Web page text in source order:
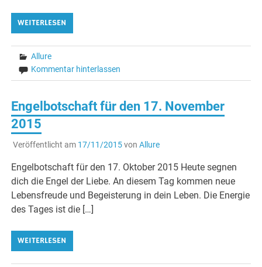
WEITERLESEN
Allure
Kommentar hinterlassen
Engelbotschaft für den 17. November
2015
Veröffentlicht am 17/11/2015von Allure
Engelbotschaft für den 17. Oktober 2015 Heute segnen
dich die Engel der Liebe. An diesem Tag kommen neue
Lebensfreude und Begeisterung in dein Leben. Die Energie
des Tages ist die […]
WEITERLESEN